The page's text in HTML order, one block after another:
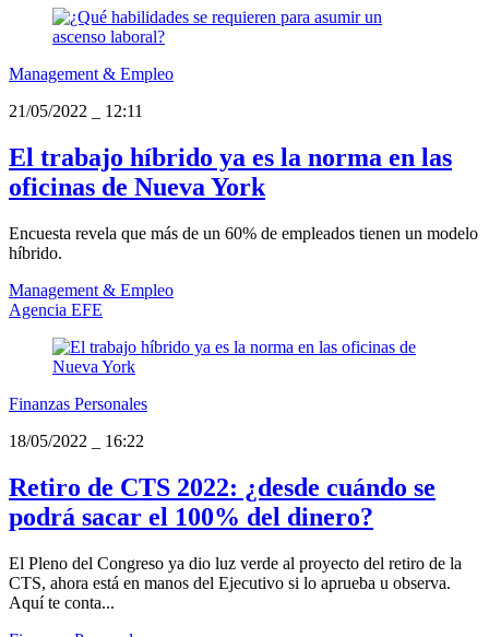
Management & Empleo
21/05/2022
12:11
El trabajo híbrido ya es la norma en las
oficinas de Nueva York
Encuesta revela que más de un 60% de empleados tienen un modelo
híbrido.
Management & Empleo
Agencia EFE
Finanzas Personales
18/05/2022
16:22
Retiro de CTS 2022: ¿desde cuándo se
podrá sacar el 100% del dinero?
El Pleno del Congreso ya dio luz verde al proyecto del retiro de la
CTS, ahora está en manos del Ejecutivo si lo aprueba u observa.
Aquí te conta...